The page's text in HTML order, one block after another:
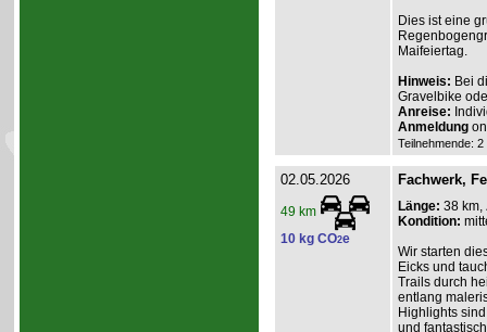
Dies ist eine
Maifeiertag.
Hinweis: Bei
Gravelbike
Anreise:
Anmeldung
Teilnehmende:
02.05.2026
49 km
10 kg CO2e
Fachwerk,
Länge: 38 km,
Kondition:
Wir starten
Eicks und
Trails durch
entlang
Highlights
und